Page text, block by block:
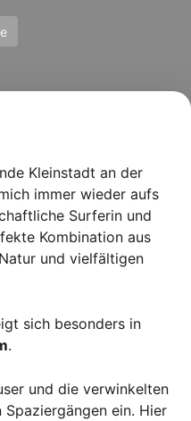
Kleinstadt an der
immer wieder aufs
Surferin und
Kombination aus
und vielfältigen
sich besonders in
.
und die verwinkelten
ein. Hier